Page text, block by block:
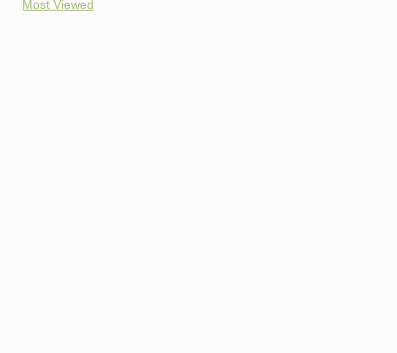
Most Viewed